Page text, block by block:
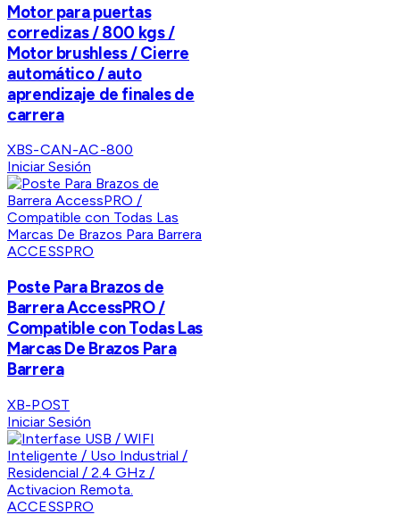
Motor para puertas
corredizas / 800 kgs /
Motor brushless / Cierre
automático / auto
aprendizaje de finales de
carrera
XBS-CAN-AC-800
Iniciar Sesión
ACCESSPRO
Poste Para Brazos de
Barrera AccessPRO /
Compatible con Todas Las
Marcas De Brazos Para
Barrera
XB-POST
Iniciar Sesión
ACCESSPRO